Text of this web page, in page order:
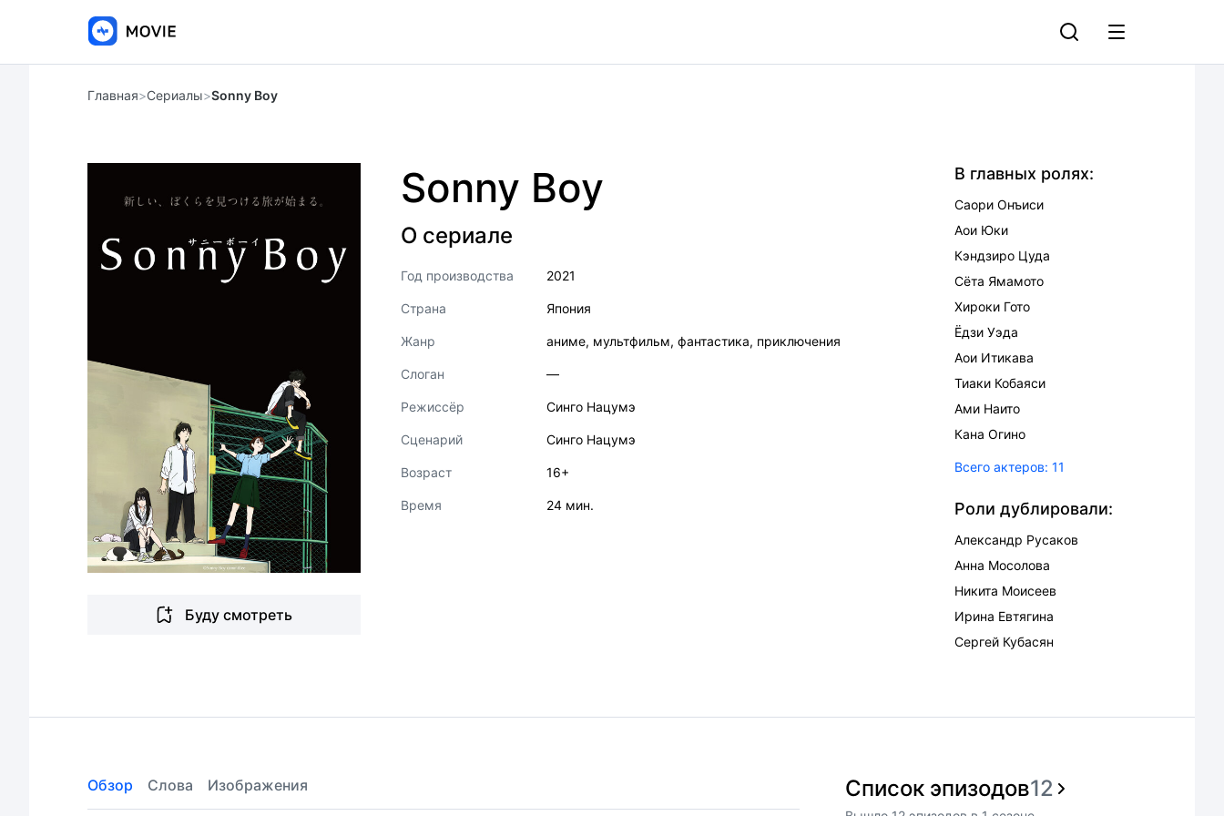
Главная>Сериалы>Sonny Boy
Буду смотреть
Sonny Boy
О сериале
Год производства 2021
Страна Япония
Жанр аниме, мультфильм, фантастика, приключения
Слоган —
Режиссёр Синго Нацумэ
Сценарий Синго Нацумэ
Возраст 16+
Время 24 мин.
В главных ролях:
Саори Онъиси
Аои Юки
Кэндзиро Цуда
Сёта Ямамото
Хироки Гото
Ёдзи Уэда
Аои Итикава
Тиаки Кобаяси
Ами Наито
Кана Огино
Всего актеров: 11
Роли дублировали:
Александр Русаков
Анна Мосолова
Никита Моисеев
Ирина Евтягина
Сергей Кубасян
Обзор Слова Изображения Список эпизодов12